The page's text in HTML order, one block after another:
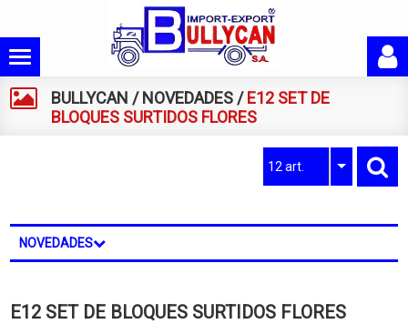
BULLYCAN /NOVEDADES /E12 SET DE
BLOQUES SURTIDOS FLORES
12 art.
NOVEDADES
E12 SET DE BLOQUES SURTIDOS FLORES